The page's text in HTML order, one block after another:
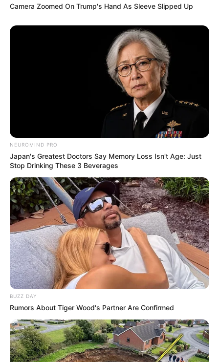
Camera Zoomed On Trump's Hand As Sleeve Slipped Up
NEUROMIND PRO
Japan's Greatest Doctors Say Memory Loss Isn't Age: Just
Stop Drinking These 3 Beverages
BUZZ DAY
Rumors About Tiger Wood's Partner Are Confirmed